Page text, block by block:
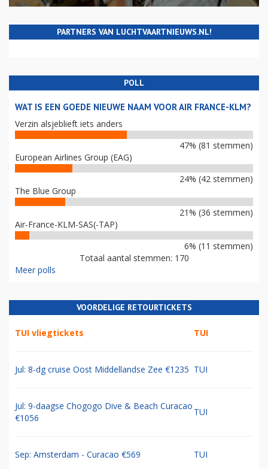
PARTNERS VAN LUCHTVAARTNIEUWS.NL!
POLL
WAT IS EEN GOEDE NIEUWE NAAM VOOR AIR FRANCE-KLM?
Verzin alsjeblieft iets anders
47% (81 stemmen)
European Airlines Group (EAG)
24% (42 stemmen)
The Blue Group
21% (36 stemmen)
Air-France-KLM-SAS(-TAP)
6% (11 stemmen)
Totaal aantal stemmen: 170
Meer polls
VOORDELIGE RETOURTICKETS
TUI vliegtickets TUI
Jul: 8-dg cruise Oost Middellandse Zee €1235 TUI
Jul: 9-daagse Chogogo Dive & Beach Curacao
€1056
TUI
Sep: Amsterdam - Curacao €569 TUI